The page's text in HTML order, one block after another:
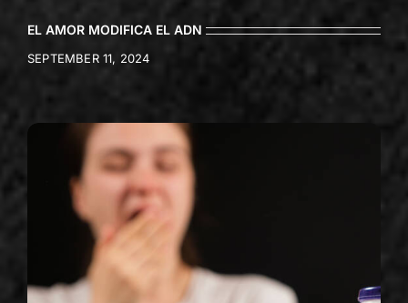
EL AMOR MODIFICA EL ADN
SEPTEMBER 11, 2024